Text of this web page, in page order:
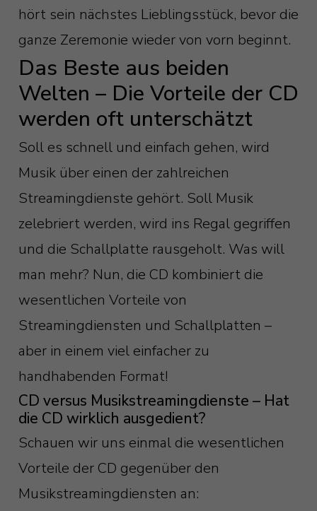
hört sein nächstes Lieblingsstück, bevor die
ganze Zeremonie wieder von vorn beginnt.
Das Beste aus beiden
Welten – Die Vorteile der CD
werden oft unterschätzt
Soll es schnell und einfach gehen, wird
Musik über einen der zahlreichen
Streamingdienste gehört. Soll Musik
zelebriert werden, wird ins Regal gegriffen
und die Schallplatte rausgeholt. Was will
man mehr? Nun, die CD kombiniert die
wesentlichen Vorteile von
Streamingdiensten und Schallplatten –
aber in einem viel einfacher zu
handhabenden Format!
CD versus Musikstreamingdienste – Hat
die CD wirklich ausgedient?
Schauen wir uns einmal die wesentlichen
Vorteile der CD gegenüber den
Musikstreamingdiensten an: